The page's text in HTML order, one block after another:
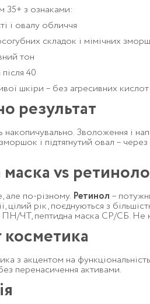
35+ з ознаками:
і овалу обличчя
складок і мімічних
тон
40
шкіри – без агресивних
результат
Зволоження і
і підтягнутий овал –
vs
по-різному. Ретинол –
цілий рік, поєднуються з
ПН/ЧТ, пептидна маска СР/СБ. Не
з акцентом на
перенасичення активами.